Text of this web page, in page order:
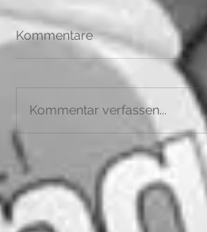
Kommentare
Kommentar verfassen...